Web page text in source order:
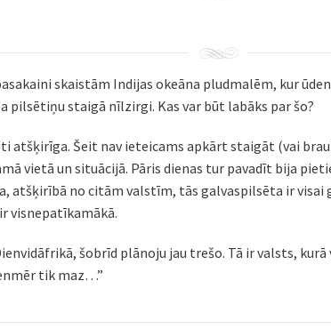
skaistām Indijas okeāna pludmalēm, kur
pilsētiņu staigā nīlzirgi. Kas var būt labāks par šo?
atšķirīga. Šeit nav ieteicams apkārt staigāt (vai
vietā un situācijā. Pāris dienas tur pavadīt bija
atšķirībā no citām valstīm, tās galvaspilsēta ir visai
visnepatīkamākā.
šobrīd plānoju jau trešo. Tā ir valsts,
tik maz…”